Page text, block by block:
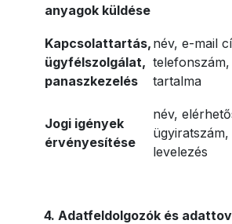
anyagok küldése
Kapcsolattartás,
ügyfélszolgálat,
panaszkezelés
név, e-mail
tartalma
Jogi igények
érvényesítése
név,
ügyiratszám,
levelezés
4. Adatfeldolgozók és